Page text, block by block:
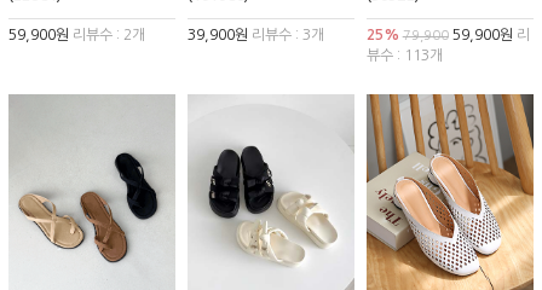
59,900원 리뷰수 : 2개 39,900원 리뷰수 : 3개 25% 79,90059,900원 리
뷰수 : 113개